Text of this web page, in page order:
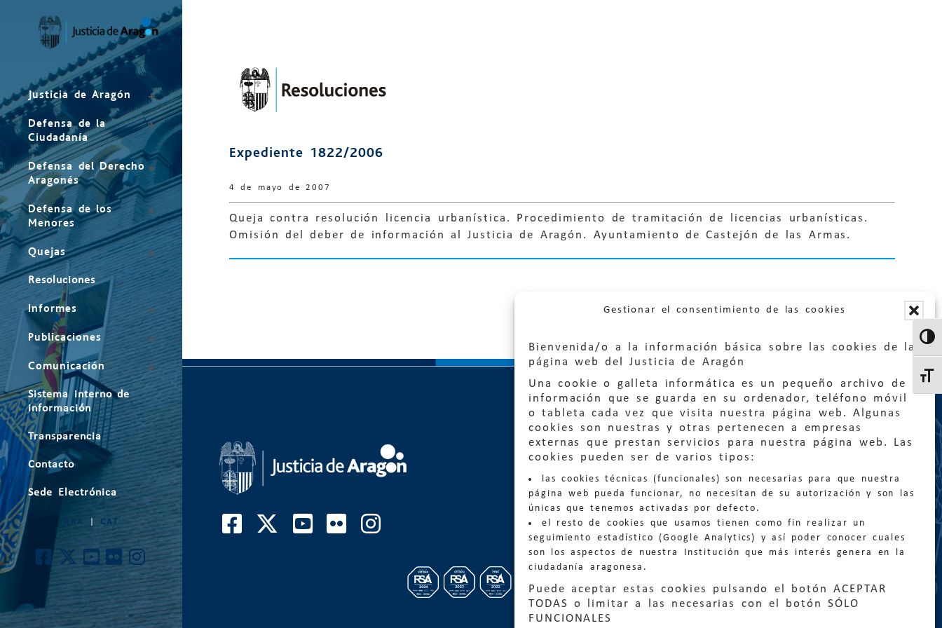
Gestionar el consentimiento de las cookies
Bienvenida/o a la información básica sobre las cookies de la
página web del Justicia de Aragón
Una cookie o galleta informática es un pequeño archivo de
información que se guarda en su ordenador, teléfono móvil
o tableta cada vez que visita nuestra página web. Algunas
cookies son nuestras y otras pertenecen a empresas
externas que prestan servicios para nuestra página web. Las
cookies pueden ser de varios tipos:
las cookies técnicas (funcionales) son necesarias para que nuestra
página web pueda funcionar, no necesitan de su autorización y son las
únicas que tenemos activadas por defecto.
el resto de cookies que usamos tienen como fin realizar un
seguimiento estadístico (Google Analytics) y así poder conocer cuales
son los aspectos de nuestra Institución que más interés genera en la
ciudadanía aragonesa.
Puede aceptar estas cookies pulsando el botón ACEPTAR
TODAS o limitar a las necesarias con el botón SÓLO
FUNCIONALES
Justicia de Aragón
Defensa de la
Ciudadanía
Defensa del Derecho
Aragonés
Defensa de los
Menores
Quejas
Resoluciones
Informes
Publicaciones
Comunicación
Sistema interno de
información
Transparencia
Contacto
Sede Electrónica
CAT
Expediente 1822/2006
4 de mayo de 2007
Queja contra resolución licencia urbanística. Procedimiento de tramitación de licencias urbanísticas.
Omisión del deber de información al Justicia de Aragón. Ayuntamiento de Castejón de las Armas.
Quejas:quejas@eljusticiadearagon.es
Información general:
informacion@eljusticiadearagon.es
Teléfonos: 900 210 210/ 976 399 354